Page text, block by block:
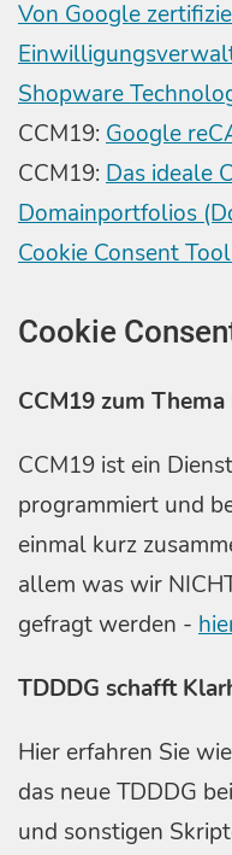
Von Google
Shopware
CCM19: Google
CCM19: Das ideale
Domainportfolios
Cookie Consent
Cookie
CCM19 zum
CCM19 ist ein
programmiert und
einmal kurz
allem was wir
gefragt werden -
TDDDG schafft
Hier erfahren Sie
das neue TDDDG
und sonstigen